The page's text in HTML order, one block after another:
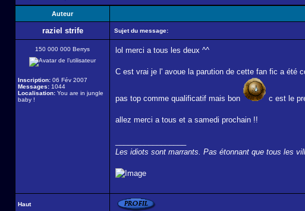
Auteur
raziel strife Sujet du message:
150 000 000 Berrys
Inscription: 06 Fév 2007
Messages: 1044
Localisation: You are in jungle
baby !
lol merci a tous les deux ^^
C est vrai je l' avoue la parution de cette fan fic a été
pas top comme qualificatif mais bon c est le
allez merci a tous et a samedi prochain !!
Les idiots sont marrants. Pas étonnant que tous les
Haut